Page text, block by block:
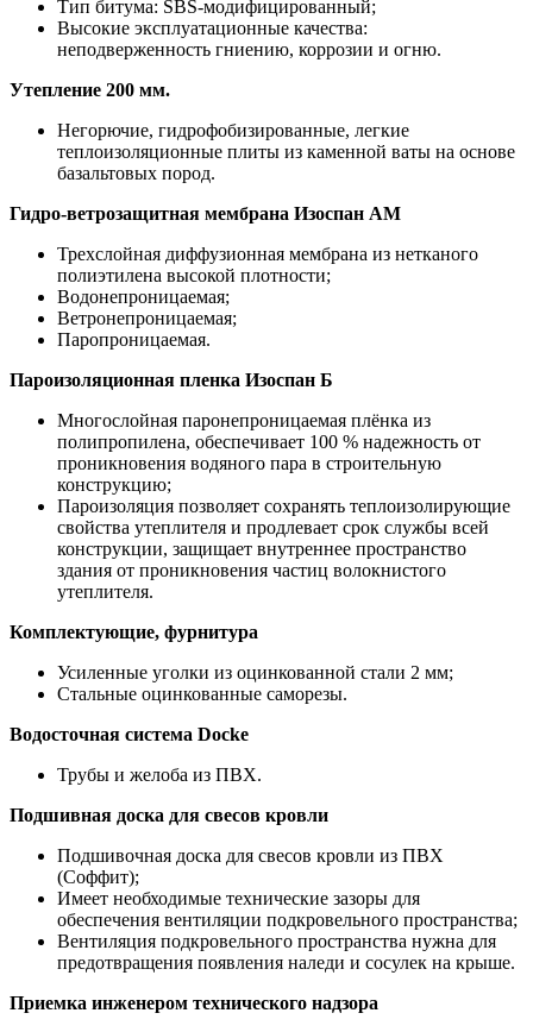
Тип битума: SBS-модифицированный;
Высокие эксплуатационные качества:
неподверженность гниению, коррозии и огню.
Утепление 200 мм.
Негорючие, гидрофобизированные, легкие
теплоизоляционные плиты из каменной ваты на основе
базальтовых пород.
Гидро-ветрозащитная мембрана Изоспан АМ
Трехслойная диффузионная мембрана из нетканого
полиэтилена высокой плотности;
Водонепроницаемая;
Ветронепроницаемая;
Паропроницаемая.
Пароизоляционная пленка Изоспан Б
Многослойная паронепроницаемая плёнка из
полипропилена, обеспечивает 100 % надежность от
проникновения водяного пара в строительную
конструкцию;
Пароизоляция позволяет сохранять теплоизолирующие
свойства утеплителя и продлевает срок службы всей
конструкции, защищает внутреннее пространство
здания от проникновения частиц волокнистого
утеплителя.
Комплектующие, фурнитура
Усиленные уголки из оцинкованной стали 2 мм;
Стальные оцинкованные саморезы.
Водосточная система Docke
Трубы и желоба из ПВХ.
Подшивная доска для свесов кровли
Подшивочная доска для свесов кровли из ПВХ
(Соффит);
Имеет необходимые технические зазоры для
обеспечения вентиляции подкровельного пространства;
Вентиляция подкровельного пространства нужна для
предотвращения появления наледи и сосулек на крыше.
Приемка инженером технического надзора